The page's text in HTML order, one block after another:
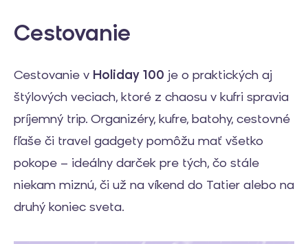
Cestovanie
Cestovanie v Holiday 100 je o praktických aj
štýlových veciach, ktoré z chaosu v kufri spravia
príjemný trip. Organizéry, kufre, batohy, cestovné
fľaše či travel gadgety pomôžu mať všetko
pokope – ideálny darček pre tých, čo stále
niekam miznú, či už na víkend do Tatier alebo na
druhý koniec sveta.